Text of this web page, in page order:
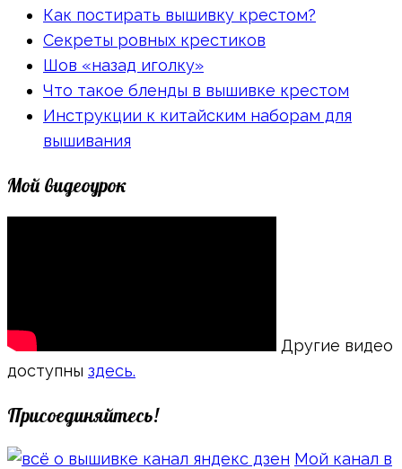
Как постирать вышивку крестом?
Секреты ровных крестиков
Шов «назад иголку»
Что такое бленды в вышивке крестом
Инструкции к китайским наборам для
вышивания
Мой видеоурок
Другие видео
доступны здесь.
Присоединяйтесь!
Мой канал в